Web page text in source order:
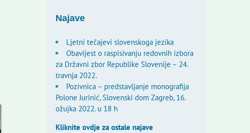
Najave
Ljetni tečajevi slovenskoga jezika
Obavijest o raspisivanju redovnih izbora
za Državni zbor Republike Slovenije – 24.
travnja 2022.
Pozivnica – predstavljanje monografija
Polone Jurinić, Slovenski dom Zagreb, 16.
ožujka 2022. u 18 h
Kliknite ovdje za ostale najave